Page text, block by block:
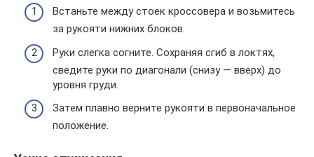
Встаньте между стоек кроссовера и возьмитесь
за рукояти нижних блоков.
Руки слегка согните. Сохраняя сгиб в локтях,
сведите руки по диагонали (снизу — вверх) до
уровня груди.
Затем плавно верните рукояти в первоначальное
положение.